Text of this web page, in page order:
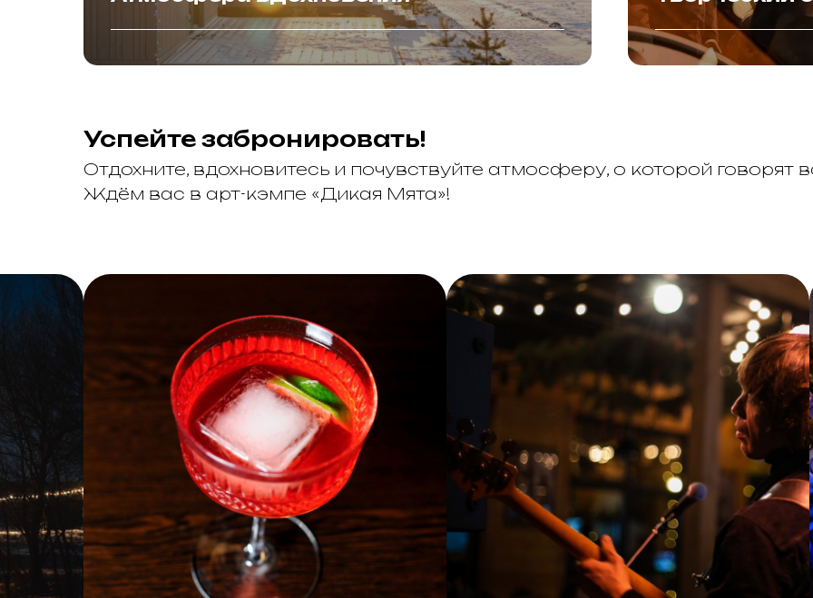
Успейте забронировать!
Отдохните, вдохновитесь и почувствуйте атмосферу, о которой говорят
Ждём вас в арт-кэмпе «Дикая Мята»!